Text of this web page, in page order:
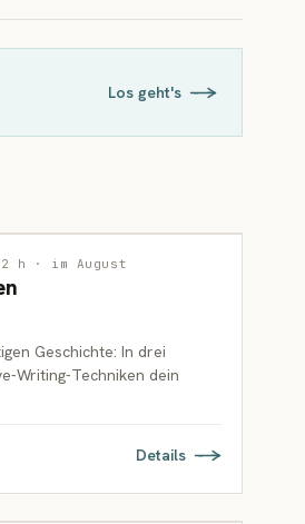
Los geht's
h · im August
Geschichte: In drei
Writing-Techniken dein
Details